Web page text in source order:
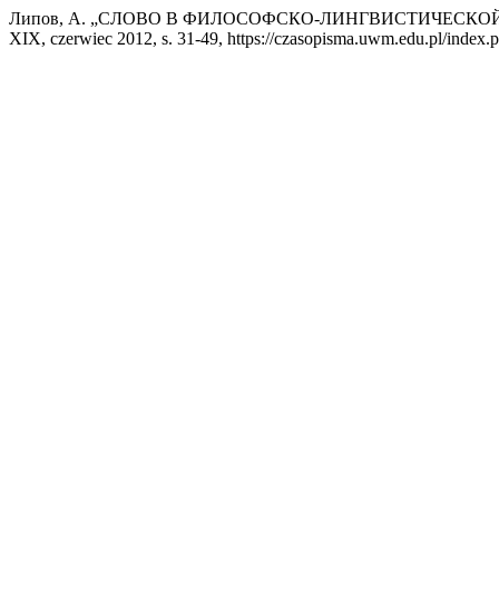
Липов, А. „СЛОВО В ФИЛОСОФСКО-
XIX, czerwiec 2012, s. 31-49, https://czasopisma.uwm.edu.pl/